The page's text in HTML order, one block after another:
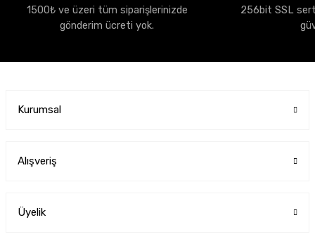
1500₺ ve üzeri tüm siparişlerinizde
gönderim ücreti yok.
256bit SSL
Kurumsal
Alışveriş
Üyelik